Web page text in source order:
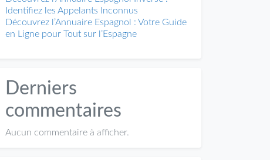
Identifiez les Appelants Inconnus
Découvrez l’Annuaire Espagnol : Votre Guide
en Ligne pour Tout sur l’Espagne
Derniers
commentaires
Aucun commentaire à afficher.